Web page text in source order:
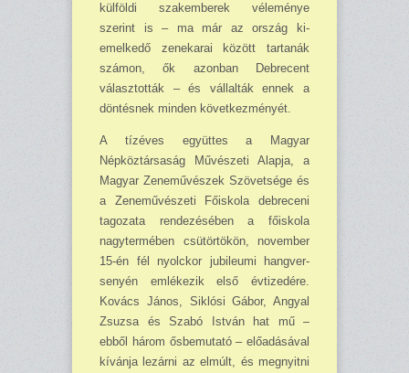
külföldi szak­emberek véleménye
szerint is – ma már az ország ki­
emelkedő zenekarai között tartanák
számon, ők azon­ban Debrecent
választották – és vállalták ennek a
dön­tésnek minden következmé­nyét.
A tízéves együttes a Ma­gyar
Népköztársaság Művé­szeti Alapja, a
Magyar Zene­művészek Szövetsége és
a Zeneművészeti Főiskola deb­receni
tagozata rendezésében a főiskola
nagytermében csü­törtökön, november
15-én fél nyolckor jubileumi hangver­
senyén emlékezik első évti­zedére.
Kovács János, Sikló­si Gábor, Angyal
Zsuzsa és Szabó István hat mű –
ebből három ősbemutató – előadá­sával
kívánja lezárni az el­múlt, és megnyitni